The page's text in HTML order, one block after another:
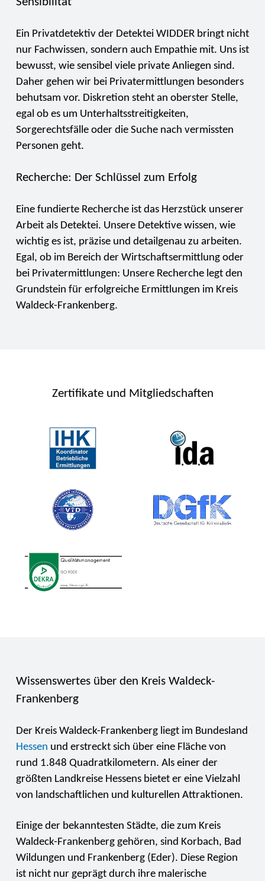
Ein Privatdetektiv der Detektei WIDDER bringt nicht
nur Fachwissen, sondern auch Empathie mit. Uns ist
bewusst, wie sensibel viele private Anliegen sind.
Daher gehen wir bei Privatermittlungen besonders
behutsam vor. Diskretion steht an oberster Stelle,
egal ob es um Unterhaltsstreitigkeiten,
Sorgerechtsfälle oder die Suche nach vermissten
Personen geht.
Recherche: Der Schlüssel zum Erfolg
Eine fundierte Recherche ist das Herzstück unserer
Arbeit als Detektei. Unsere Detektive wissen, wie
wichtig es ist, präzise und detailgenau zu arbeiten.
Egal, ob im Bereich der Wirtschaftsermittlung oder
bei Privatermittlungen: Unsere Recherche legt den
Grundstein für erfolgreiche Ermittlungen im Kreis
Waldeck-Frankenberg.
Zertifikate und Mitgliedschaften
Wissenswertes über den Kreis Waldeck-
Frankenberg
Der Kreis Waldeck-Frankenberg liegt im Bundesland
Hessen und erstreckt sich über eine Fläche von
rund 1.848 Quadratkilometern. Als einer der
größten Landkreise Hessens bietet er eine Vielzahl
von landschaftlichen und kulturellen Attraktionen.
Einige der bekanntesten Städte, die zum Kreis
Waldeck-Frankenberg gehören, sind Korbach, Bad
Wildungen und Frankenberg (Eder). Diese Region
ist nicht nur geprägt durch ihre malerische